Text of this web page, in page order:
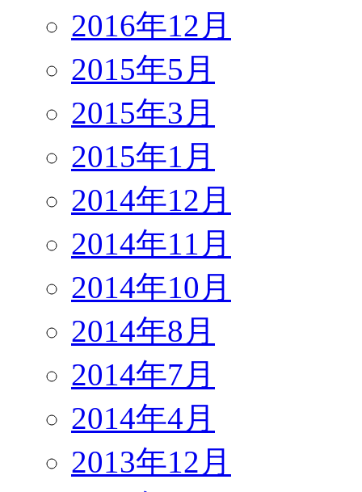
2016年12月
2015年5月
2015年3月
2015年1月
2014年12月
2014年11月
2014年10月
2014年8月
2014年7月
2014年4月
2013年12月